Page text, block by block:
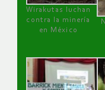
Wirakutas luchan
contra la minería
en México